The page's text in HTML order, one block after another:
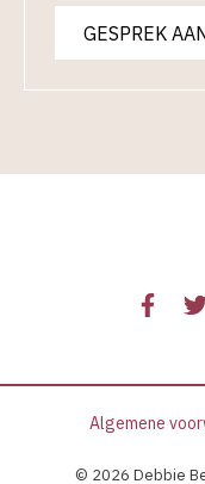
GESPREK
Algemene
© 2026 Debbie